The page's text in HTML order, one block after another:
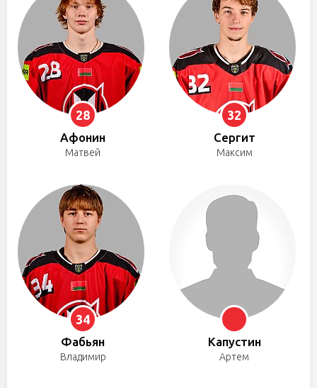
28
Афонин
Матвей
32
Сергит
Максим
34
Фабьян
Владимир
Капустин
Артем